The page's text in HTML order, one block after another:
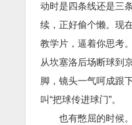
动时是四条线还是三
续，正好偷个懒。现
教学片，逼着你思考
从坎塞洛后场断球到
脚，镜头一气呵成跟
叫“把球传进球门”。
也有憋屈的时候